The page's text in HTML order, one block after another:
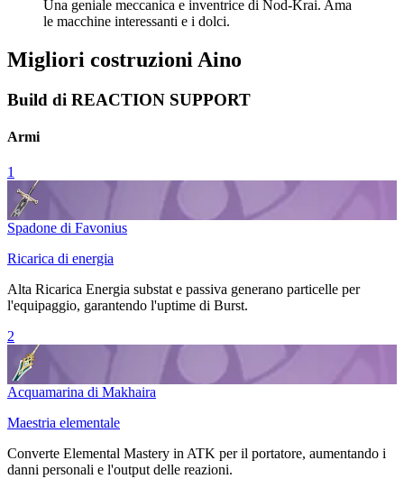
Una geniale meccanica e inventrice di Nod-Krai. Ama
le macchine interessanti e i dolci.
Migliori costruzioni Aino
Build di REACTION SUPPORT
Armi
1
Spadone di Favonius
Ricarica di energia
Alta Ricarica Energia substat e passiva generano particelle per
l'equipaggio, garantendo l'uptime di Burst.
2
Acquamarina di Makhaira
Maestria elementale
Converte Elemental Mastery in ATK per il portatore, aumentando i
danni personali e l'output delle reazioni.